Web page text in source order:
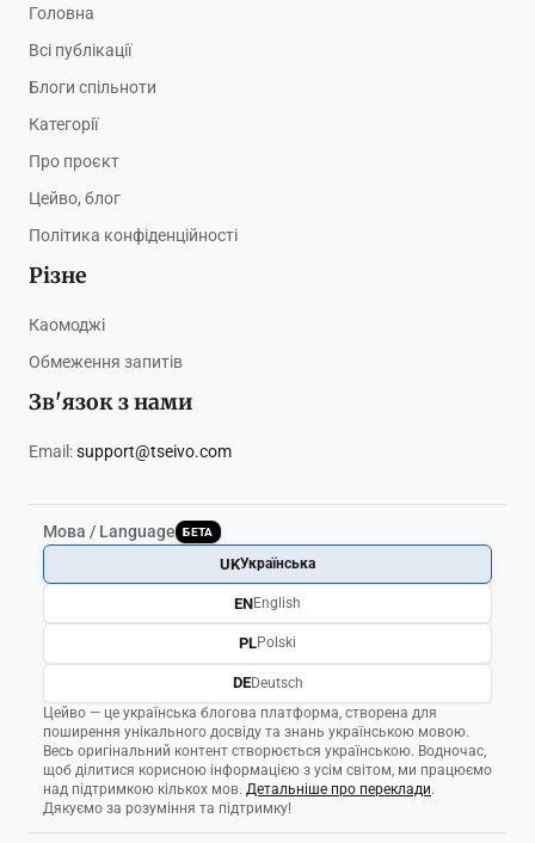
Головна
Всі публікації
Блоги спільноти
Категорії
Про проєкт
Цейво, блог
Політика конфіденційності
Різне
Каомоджі
Обмеження запитів
Зв'язок з нами
Email:support@tseivo.com
Мова / Language БЕТА
Цейво — це українська блогова платформа, створена для
поширення унікального досвіду та знань українською мовою.
Весь оригінальний контент створюється українською. Водночас,
щоб ділитися корисною інформацією з усім світом, ми працюємо
над підтримкою кількох мов. Детальніше про переклади.
Дякуємо за розуміння та підтримку!
UKУкраїнська
ENEnglish
PLPolski
DEDeutsch